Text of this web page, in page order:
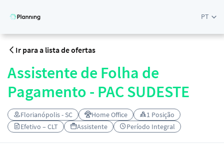
PT
Ir para a lista de ofertas
Assistente de Folha de
Pagamento - PAC SUDESTE
Florianópolis - SC Home Office
1 Posição
Efetivo – CLT
Assistente Período Integral